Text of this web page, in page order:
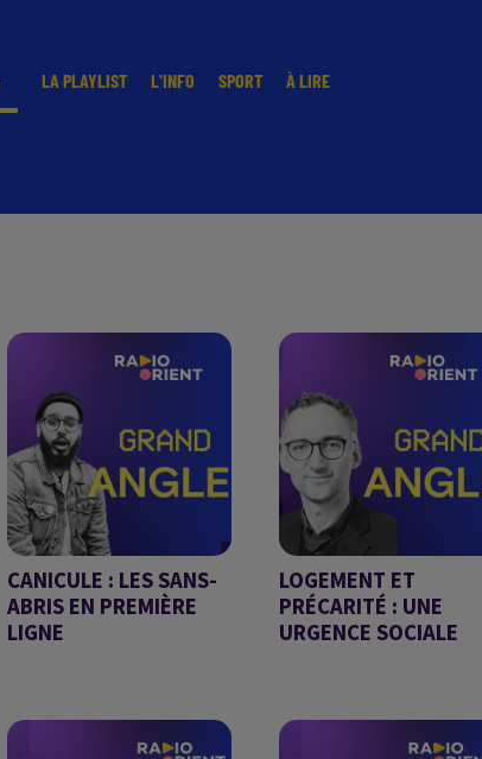
LA PLAYLIST L'INFO SPORT À LIRE
CANICULE : LES SANS-
ABRIS EN PREMIÈRE
LIGNE
LOGEMENT ET
PRÉCARITÉ : UNE
URGENCE SOCIALE